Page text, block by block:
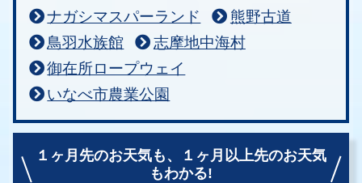
ナガシマスパーランド
熊野古道
鳥羽水族館
志摩地中海村
御在所ロープウェイ
いなべ市農業公園
１ヶ月先のお天気も、
１ヶ月以上先のお天気
もわかる!